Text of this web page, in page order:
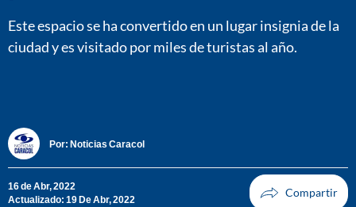
Este espacio se ha convertido en un lugar insignia de la
ciudad y es visitado por miles de turistas al año.
Por: Noticias Caracol
16 de Abr, 2022
Actualizado: 19 De Abr, 2022